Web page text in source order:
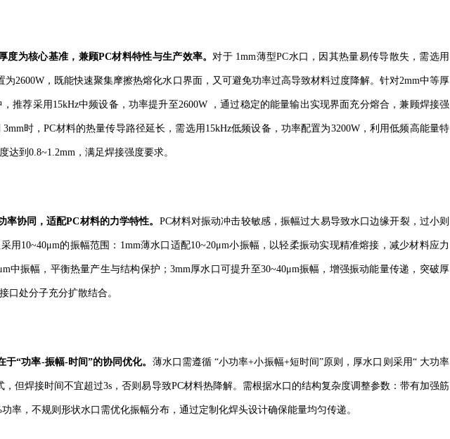
度为核心基准，兼顾PC材料特性与生产效率。对于 1mm薄型PC水口，因其热量易传导散失，需选用
为2600W，既能快速聚集摩擦热熔化水口界面，又可避免功率过高导致材料过度降解。针对2mm中等厚
推荐采用15kHz中频设备，功率提升至2600W ，通过稳定的能量输出实现界面充分熔合，兼顾焊接强
3mm时，PC材料的热量传导路径延长，需选用15kHz低频设备，功率配置为3200W，利用低频高能量特
达到0.8~1.2mm，满足焊接强度要求。
率协同，适配PC材料的力学特性。 PC材料对振动冲击较敏感，振幅过大易导致水口边缘开裂，过小则
用10~40μm的振幅范围：1mm薄水口适配10~20μm小振幅，以轻柔振动实现精准熔接，减少材料应力
中振幅，平衡热量产生与结构保护；3mm厚水口可提升至30~40μm振幅，增强振动能量传递，突破厚
口处分子充分扩散结合。
于“功率-振幅-时间”的协同优化。 薄水口需遵循 “小功率+小振幅+短时间”原则，厚水口则采用“ 大功率
，但焊接时间不宜超过3s，否则易导致PC材料热降解。需根据水口的结构复杂度调整参数：带有加强筋
率，不规则形状水口需优化振幅分布，通过定制化焊头设计确保能量均匀传递。